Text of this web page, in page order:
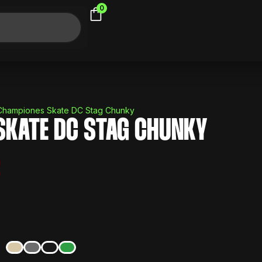
0
Skate DC Stag Chunky
DC STAG CHUNKY